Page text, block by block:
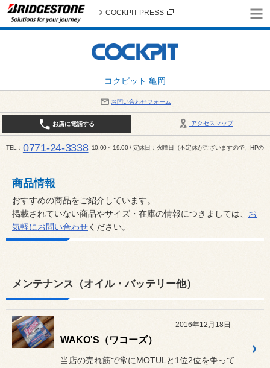
コクピット 亀岡
COCKPIT PRESS
お問い合わせフォーム
アクセスマップ
お店に電話する
TEL 0771-24-3338 10:00～19:00 / 定休日：火曜日（不定休がございますので、HPの
商品情報
おすすめの商品をご紹介しています。
掲載されていない商品やサイズ・在庫の情報につきましては、 お
気軽にお問い合わせください。
メンテナンス（オイル・バッテリー他）
2016年12月18日
WAKO'S（ワコーズ）
当店の売れ筋で常にMOTULと1位2位を争って